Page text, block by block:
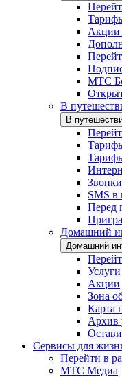
Акции
МТС
В
В
SMS в
Перед
Домашний
Домашний
Услуги
Акции
Зона
Карта
Архив
Сервисы для
Перейти в
МТС Медиа